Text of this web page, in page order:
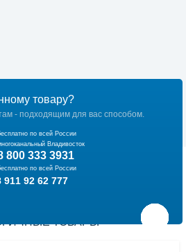
товару?
- подходящим для вас способом.
по всей России
Владивосток
800 333 3931
по всей России
911 92 62 777
ТОВАРЫ